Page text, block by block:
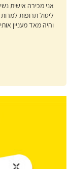
אני מכירה אישית
ליטול תרופות
והיה מאד מעניין